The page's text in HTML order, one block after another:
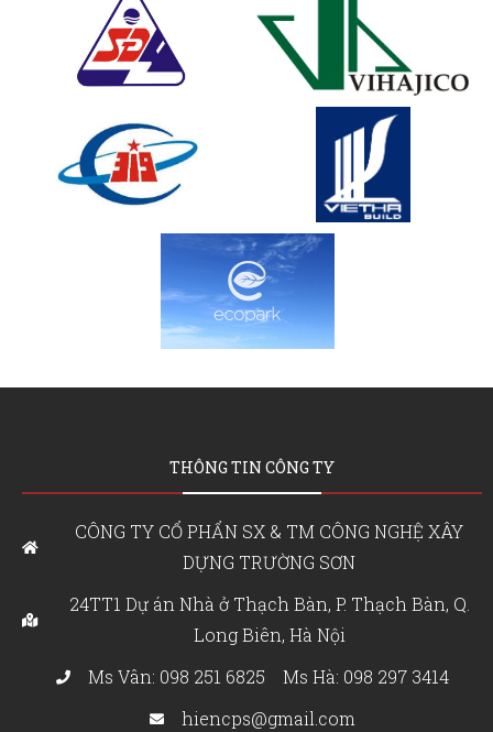
THÔNG TIN CÔNG TY
CÔNG TY CỔ PHẨN SX & TM CÔNG NGHỆ XÂY
DỰNG TRƯỜNG SƠN
24TT1 Dự án Nhà ở Thạch Bàn, P. Thạch Bàn, Q.
Long Biên, Hà Nội
Ms Vân: 098 251 6825
Ms Hà: 098 297 3414
hiencps@gmail.com